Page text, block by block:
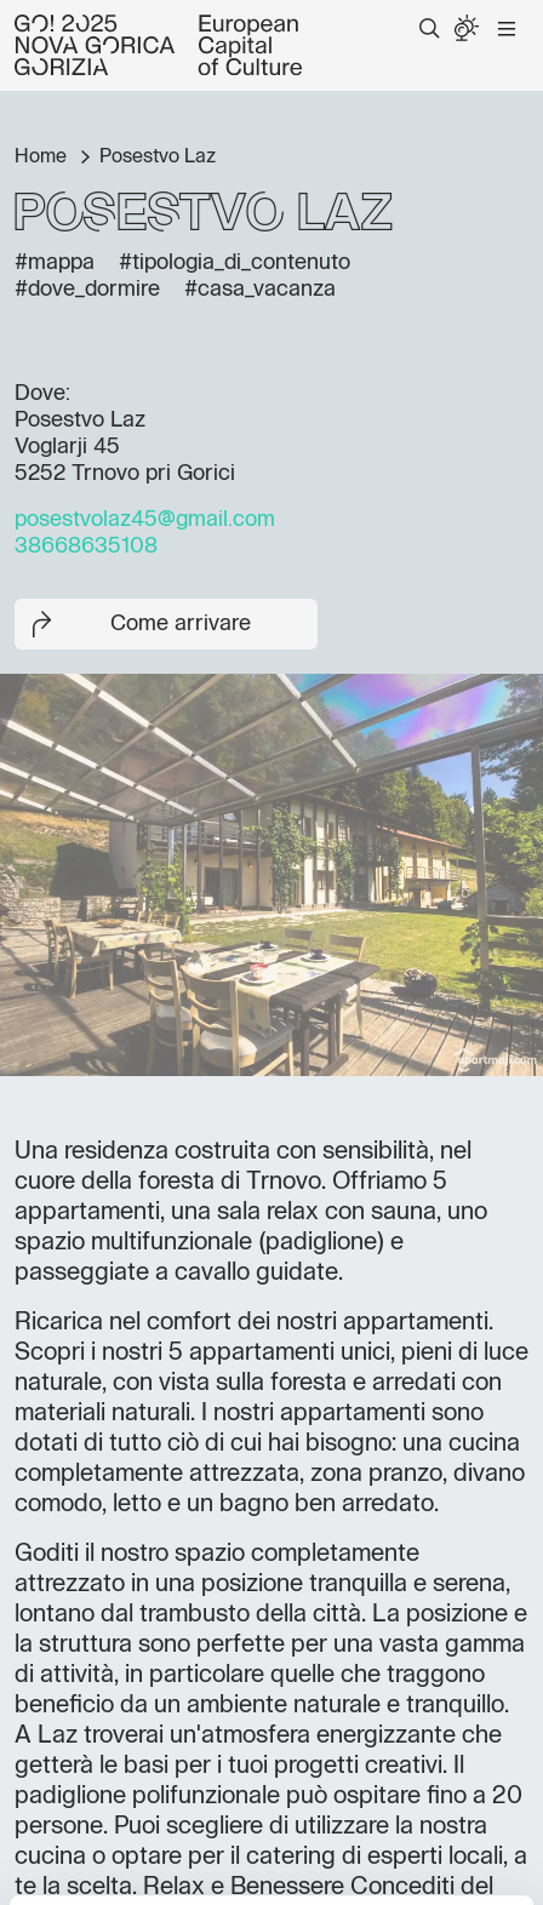
Home Posestvo Laz
Posestvo Laz
#mappa
#tipologia_di_contenuto
#dove_dormire
#casa_vacanza
Dove:
Posestvo Laz
Voglarji 45
5252 Trnovo pri Gorici
posestvolaz45@gmail.com
38668635108
Come arrivare
Una residenza costruita con sensibilità, nel
cuore della foresta di Trnovo. Offriamo 5
appartamenti, una sala relax con sauna, uno
spazio multifunzionale (padiglione) e
passeggiate a cavallo guidate.
Ricarica nel comfort dei nostri appartamenti.
Scopri i nostri 5 appartamenti unici, pieni di luce
naturale, con vista sulla foresta e arredati con
materiali naturali. I nostri appartamenti sono
dotati di tutto ciò di cui hai bisogno: una cucina
completamente attrezzata, zona pranzo, divano
comodo, letto e un bagno ben arredato.
Goditi il nostro spazio completamente
attrezzato in una posizione tranquilla e serena,
lontano dal trambusto della città. La posizione e
la struttura sono perfette per una vasta gamma
di attività, in particolare quelle che traggono
beneficio da un ambiente naturale e tranquillo.
A Laz troverai un'atmosfera energizzante che
getterà le basi per i tuoi progetti creativi. Il
padiglione polifunzionale può ospitare fino a 20
persone. Puoi scegliere di utilizzare la nostra
cucina o optare per il catering di esperti locali, a
te la scelta. Relax e Benessere Concediti del